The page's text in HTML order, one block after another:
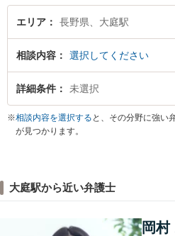
エリア 長野県、大庭駅
相談内容 選択してください
詳細条件 未選択
※相談内容を選択する と、その分野に強い
が見つかります。
大庭駅から近い弁護士
岡村